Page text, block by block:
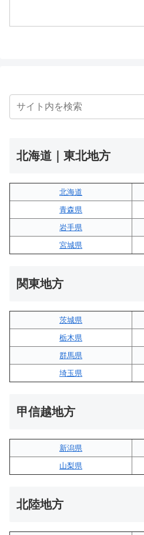
北海道｜東北地方
北海道
青森県
岩手県
宮城県
関東地方
茨城県
栃木県
群馬県
埼玉県
甲信越地方
新潟県
山梨県
北陸地方